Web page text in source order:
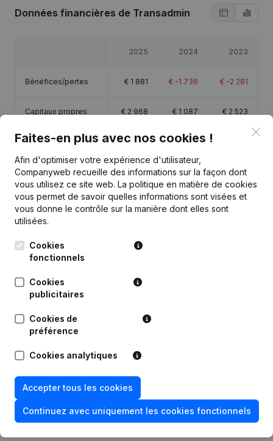
Données financières de Transadmin
2025 2024 2023
Bénéfices/pertes € 1 881 € -1 736 € -2 281
Capitaux propres € 2 968 € 1 087 € 2 523
Marge brute €6 843 €-841
Publicationsde Transadmin
Date Publication
03-07-2024
Statuts (Traduction, Coordination,
Nominations
27-06-2018 Siège Social
22-08-2014
Rubrique Constitution (Nouvelle
Personne Morale, Ouverture
Succursale, etc...)(NL)
Faites-en plus avec nos cookies !
Afin d'optimiser votre expérience d'utilisateur,
Companyweb recueille des informations sur la façon dont
vous utilisez ce site web. La politique en matière de cookies
vous permet de savoir quelles informations sont visées et
vous donne le contrôle sur la manière dont elles sont
utilisées.
Cookies
fonctionnels
Cookies
publicitaires
Cookies de
préférence
Cookies analytiques
Accepter tous les cookies
Continuez avec uniquement les cookies fonctionnels